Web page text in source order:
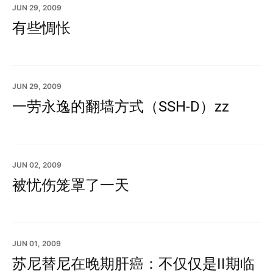
JUN 29, 2009
有些惆怅
JUN 29, 2009
一劳永逸的翻墙方式（SSH-D）zz
JUN 02, 2009
被忧伤笼罩了一天
JUN 01, 2009
苏尼替尼在晚期肝癌：不仅仅是II期临